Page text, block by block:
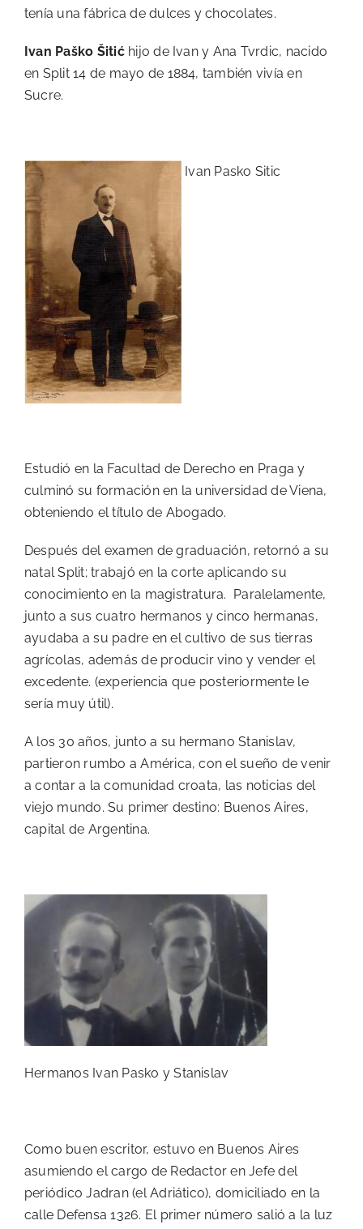
tenía una fábrica de dulces y chocolates.
Ivan Paško Šitićhijo de Ivan y Ana Tvrdic, nacido
en Split 14 de mayo de 1884, también vivía en
Sucre.
Ivan Pasko Sitic
Estudió en la Facultad de Derecho en Praga y
culminó su formación en la universidad de Viena,
obteniendo el título de Abogado.
Después del examen de graduación, retornó a su
natal Split; trabajó en la corte aplicando su
conocimiento en la magistratura. Paralelamente,
junto a sus cuatro hermanos y cinco hermanas,
ayudaba a su padre en el cultivo de sus tierras
agrícolas, además de producir vino y vender el
excedente. (experiencia que posteriormente le
sería muy útil).
A los 30 años, junto a su hermano Stanislav,
partieron rumbo a América, con el sueño de venir
a contar a la comunidad croata, las noticias del
viejo mundo. Su primer destino: Buenos Aires,
capital de Argentina.
Hermanos Ivan Pasko y Stanislav
Como buen escritor, estuvo en Buenos Aires
asumiendo el cargo de Redactor en Jefe del
periódico Jadran (el Adriático), domiciliado en la
calle Defensa 1326. El primer número salió a la luz